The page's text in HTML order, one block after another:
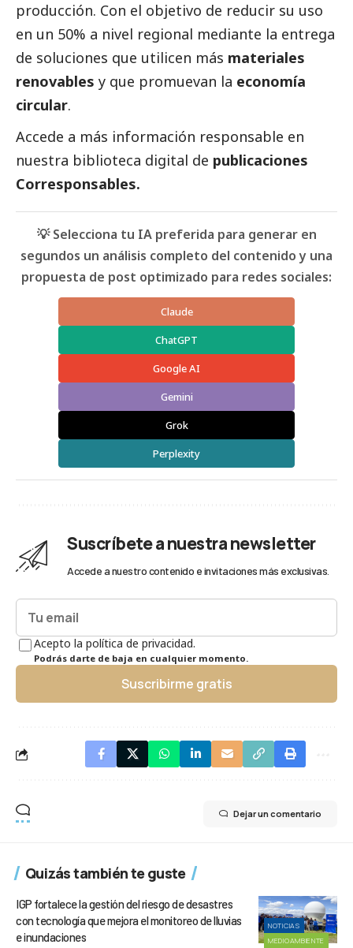
producción. Con el objetivo de reducir su uso
en un 50% a nivel regional mediante la entrega
de soluciones que utilicen más materiales
renovables y que promuevan la economía
circular.
Accede a más información responsable en
nuestra biblioteca digital de publicaciones
Corresponsables.
💡 Selecciona tu IA preferida para generar en
segundos un análisis completo del contenido y una
propuesta de post optimizado para redes sociales:
Claude
ChatGPT
Google AI
Gemini
Grok
Perplexity
Suscríbete a nuestra newsletter
Accede a nuestro contenido e invitaciones más exclusivas.
Acepto la política de privacidad.
Podrás darte de baja en cualquier momento.
Suscribirme gratis
Dejar un comentario
Quizás también te guste
NOTICIAS
MEDIOAMBIENTE
IGP fortalece la gestión del riesgo de desastres
con tecnología que mejora el monitoreo de lluvias
e inundaciones